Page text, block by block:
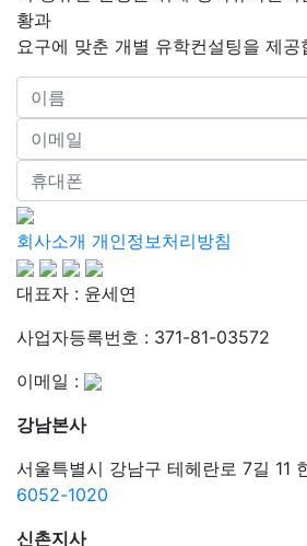
황과
요구에 맞춘 개별 유학컨설팅을 제공
회사소개 개인정보처리방침
대표자 : 윤세연
사업자등록번호 : 371-81-03572
이메일 :
강남본사
서울특별시 강남구 테헤란로 7길 11
6052-1020
신촌지사